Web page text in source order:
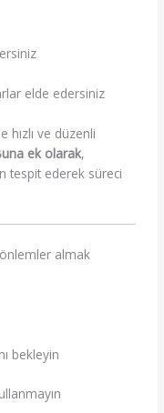
elde edersiniz
hızlı ve düzenli
ek olarak,
tespit ederek süreci
almak
bekleyin